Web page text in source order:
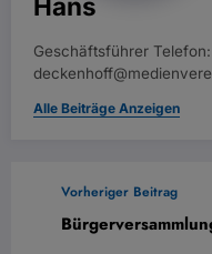
Hans
Geschäftsführer
Alle Beiträge Anzeigen
Vorheriger Beitrag